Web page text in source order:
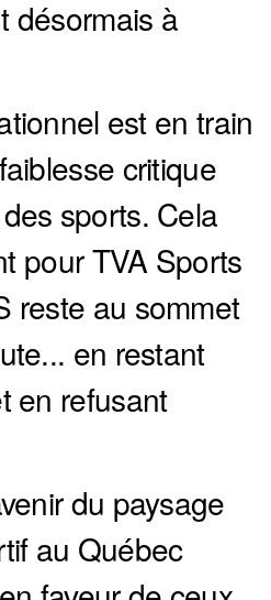
désormais à
est en train
critique
sports. Cela
pour TVA Sports
reste au sommet
en restant
en refusant
du paysage
au Québec